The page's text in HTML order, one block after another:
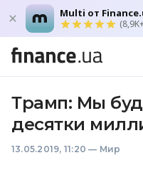
Multi от
Трамп: Мы
десятки
13.05.2019, 11:20 — Мир